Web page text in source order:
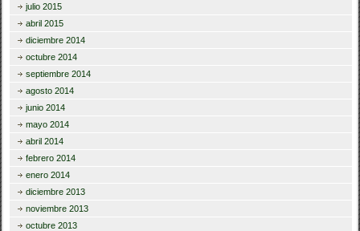
julio 2015
abril 2015
diciembre 2014
octubre 2014
septiembre 2014
agosto 2014
junio 2014
mayo 2014
abril 2014
febrero 2014
enero 2014
diciembre 2013
noviembre 2013
octubre 2013